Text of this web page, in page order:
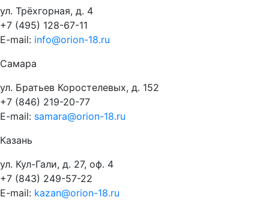
ул. Трёхгорная, д. 4
+7 (495) 128-67-11
E-mail: info@orion-18.ru
Самара
ул. Братьев Коростелевых, д. 152
+7 (846) 219-20-77
E-mail: samara@orion-18.ru
Казань
ул. Кул-Гали, д. 27, оф. 4
+7 (843) 249-57-22
E-mail: kazan@orion-18.ru